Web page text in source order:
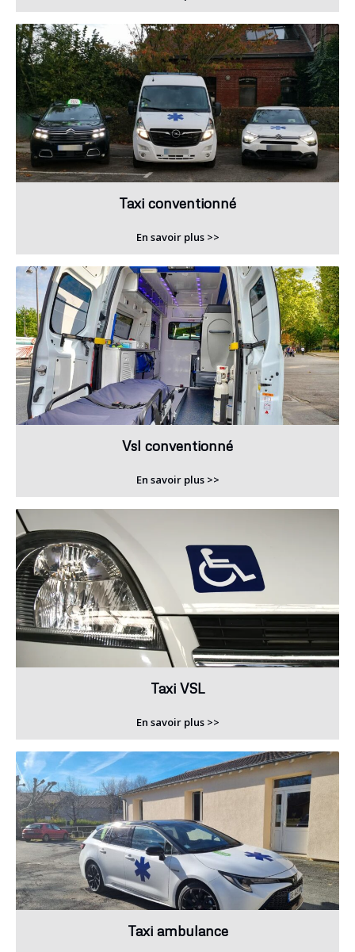
Taxi conventionné
En savoir plus >>
Vsl conventionné
En savoir plus >>
Taxi VSL
En savoir plus >>
Taxi ambulance